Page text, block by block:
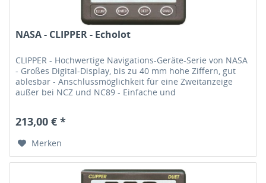
NASA - CLIPPER - Echolot
CLIPPER - Hochwertige Navigations-Geräte-Serie von NASA
- Großes Digital-Display, bis zu 40 mm hohe Ziffern, gut
ablesbar - Anschlussmöglichkeit für eine Zweitanzeige
außer bei NCZ und NC89 - Einfache und
213,00 € *
Merken